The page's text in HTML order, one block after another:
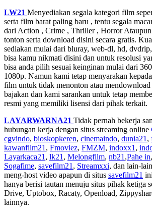
LW21 Menyediakan segala kategori film
serta film barat paling baru , tentu segala
dari Action , Crime , Thriller , Horror
tonton serta download disini secara gratis.
sediakan mulai dari bluray, web-dl, hd,
bisa kamu nikmati disini dan untuk resolusi
bisa anda pilih sesuai keinginan mulai dari
1080p. Namun kami tetap menyarakan
film untuk tidak menonton atau
bajakan dan kami sarankan untuk tetap
resmi yang memiliki lisensi dari pihak terkait.
LAYARWARNA21 Tidak pernah bekerja
hubungan kerja dengan situs streaming online
cgvindo, bioskopkeren, cinemaindo, dunia21 ,
kawanfilm21 , Fmoviez, FMZM, indoxx1 ,
Layarkaca21 , lk21 , Melongfilm, nb21 ,Pahe in,
Sogafime, savefilm21 , Streamxxi, dan lain-
meng-host video apapun di situs savefilm21
hanya berisi tautan menuju situs pihak ketiga
Drive, Uptobox, Racaty, Openload,
lainnya.